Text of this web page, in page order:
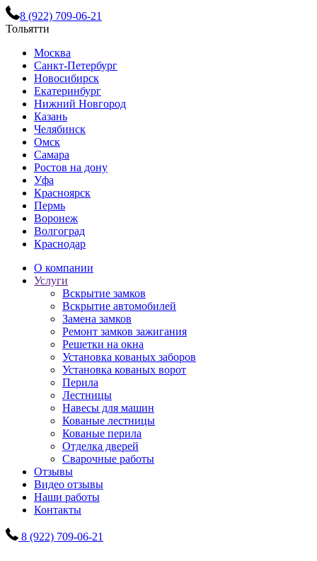
8 (922) 709-06-21
Тольятти
Москва
Санкт-Петербург
Новосибирск
Екатеринбург
Нижний Новгород
Казань
Челябинск
Омск
Самара
Ростов на дону
Уфа
Красноярск
Пермь
Воронеж
Волгоград
Краснодар
О компании
Услуги
Вскрытие замков
Вскрытие автомобилей
Замена замков
Ремонт замков зажигания
Решетки на окна
Установка кованых заборов
Установка кованых ворот
Перила
Лестницы
Навесы для машин
Кованые лестницы
Кованые перила
Отделка дверей
Сварочные работы
Отзывы
Видео отзывы
Наши работы
Контакты
8 (922) 709-06-21